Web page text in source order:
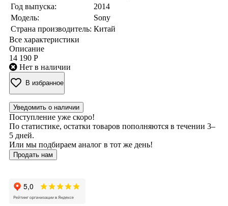
Год выпуска:
2014
Модель:
Sony
Страна производитель: Китай
Все характеристики
Описание
14 190 Р
Нет в наличии
В избранное
Уведомить о наличии
Поступление уже скоро!
По статистике, остатки товаров пополняются в течении 3–
5 дней.
Или мы подбираем аналог в тот же день!
Продать нам